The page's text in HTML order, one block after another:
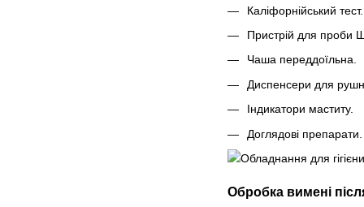
Каліфорнійський тест.
Пристрій для проби
Чаша переддоїльна.
Диспенсери для
Індикатори маститу.
Доглядові препарати.
Обробка вимені